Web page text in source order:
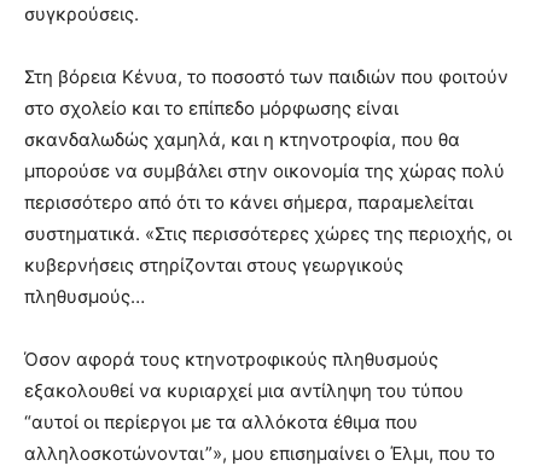
συγκρούσεις.
Στη βόρεια Κένυα, το ποσοστό των παιδιών που φοιτούν
στο σχολείο και το επίπεδο μόρφωσης είναι
σκανδαλωδώς χαμηλά, και η κτηνοτροφία, που θα
μπορούσε να συμβάλει στην οικονομία της χώρας πολύ
περισσότερο από ότι το κάνει σήμερα, παραμελείται
συστηματικά. «Στις περισσότερες χώρες της περιοχής, οι
κυβερνήσεις στηρίζονται στους γεωργικούς
πληθυσμούς…
Όσον αφορά τους κτηνοτροφικούς πληθυσμούς
εξακολουθεί να κυριαρχεί μια αντίληψη του τύπου
“αυτοί οι περίεργοι με τα αλλόκοτα έθιμα που
αλληλοσκοτώνονται”», μου επισημαίνει ο Έλμι, που το